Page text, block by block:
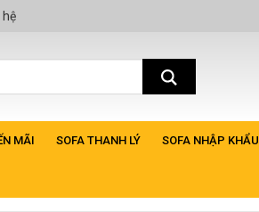
hệ
MÃI SOFA THANH LÝ SOFA NHẬP KHẨU